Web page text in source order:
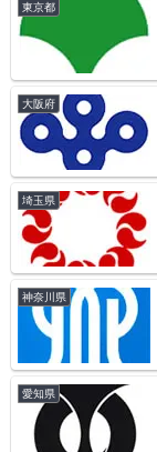
東京都
大阪府
埼玉県
神奈川県
愛知県